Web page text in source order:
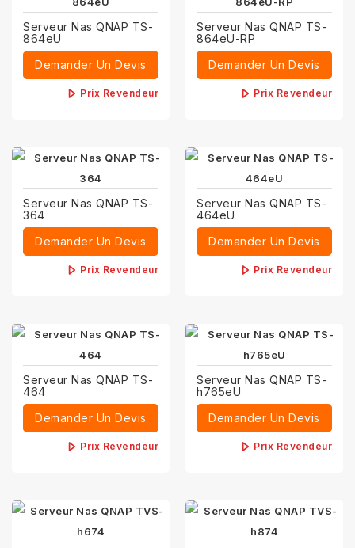
Serveur Nas QNAP TS-
864eU
Demander Un Devis
Prix Revendeur
Serveur Nas QNAP TS-
864eU-RP
Demander Un Devis
Prix Revendeur
Serveur Nas QNAP TS-
364
Demander Un Devis
Prix Revendeur
Serveur Nas QNAP TS-
464eU
Demander Un Devis
Prix Revendeur
Serveur Nas QNAP TS-
464
Demander Un Devis
Prix Revendeur
Serveur Nas QNAP TS-
h765eU
Demander Un Devis
Prix Revendeur